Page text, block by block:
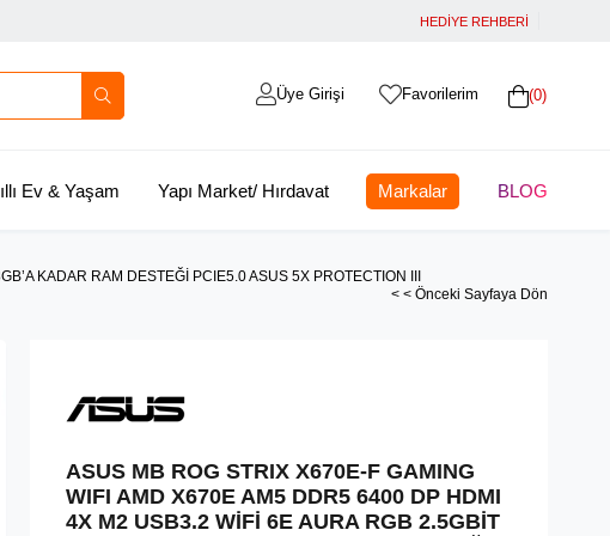
HEDİYE REHBERİ
0
Favorilerim
Üye Girişi
Ev & Yaşam Yapı Market/ Hırdavat Markalar BLOG
KADAR RAM DESTEĞİ PCIE5.0 ASUS 5X PROTECTION III
< < Önceki Sayfaya Dön
ASUS MB ROG STRIX X670E-F GAMING
WIFI AMD X670E AM5 DDR5 6400 DP HDMI
4X M2 USB3.2 WİFİ 6E AURA RGB 2.5GBİT